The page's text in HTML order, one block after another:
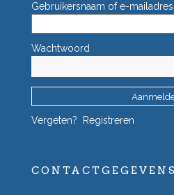
Gebruikersnaam of e-mailadres
Wachtwoord
Vergeten? Registreren
CONTACTGEGEVENS